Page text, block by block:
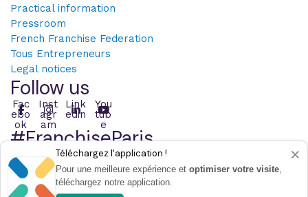
Practical information
Pressroom
French Franchise Federation
Tous Entrepreneurs
Legal notices
Follow us
Fac
ebo
ok
Inst
agr
am
Link
edin
You
tub
e
#FranchiseParis
Post with the hashtag ×
Téléchargez l'application !
Pour une meilleure expérience et optimiser votre visite,
téléchargez notre application.